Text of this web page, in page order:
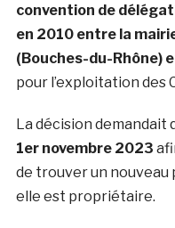
convention de
en 2010 entre la
(Bouches-du-Rhône)
pour l’exploitation des
La décision demandait
1er novembre 2023
de trouver un
elle est propriétaire.